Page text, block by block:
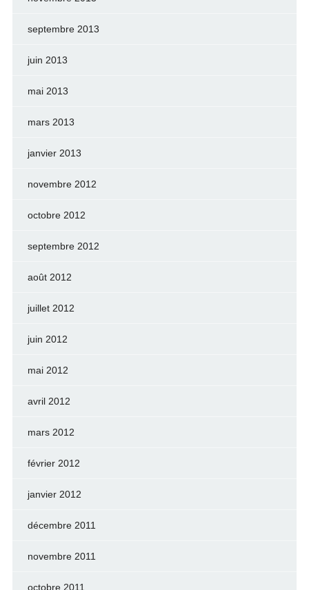
septembre 2013
juin 2013
mai 2013
mars 2013
janvier 2013
novembre 2012
octobre 2012
septembre 2012
août 2012
juillet 2012
juin 2012
mai 2012
avril 2012
mars 2012
février 2012
janvier 2012
décembre 2011
novembre 2011
octobre 2011